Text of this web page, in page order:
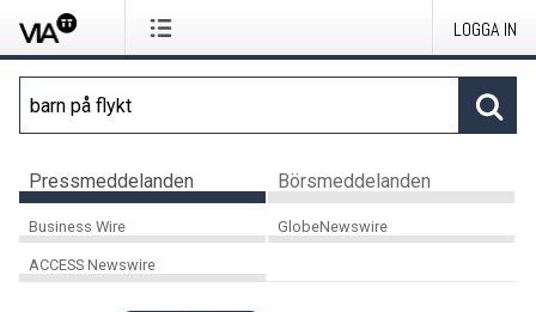
LOGGA IN
Pressmeddelanden Börsmeddelanden
Business Wire GlobeNewswire
ACCESS Newswire